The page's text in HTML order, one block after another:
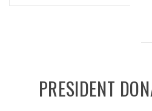
PRESIDENT